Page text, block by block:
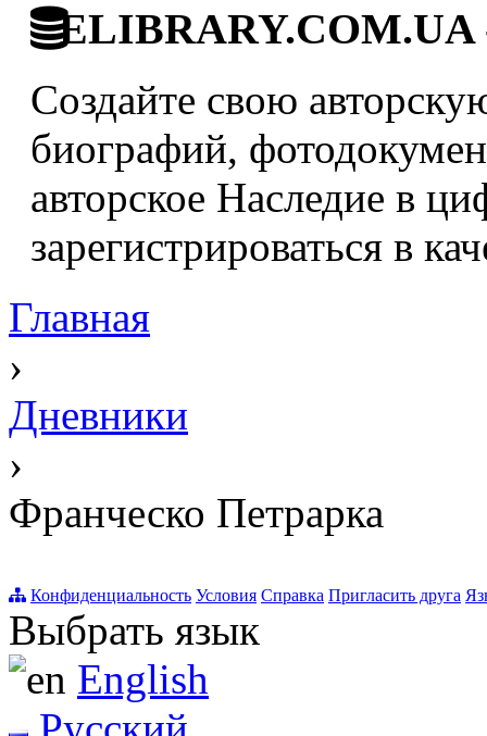
ELIBRARY.COM.UA
Создайте свою
биографий,
авторское Наследие в
зарегистрироваться в
Главная
›
Дневники
›
Франческо Петрарка
Конфиденциальность Условия Справка Пригласить друга
Выбрать язык
English